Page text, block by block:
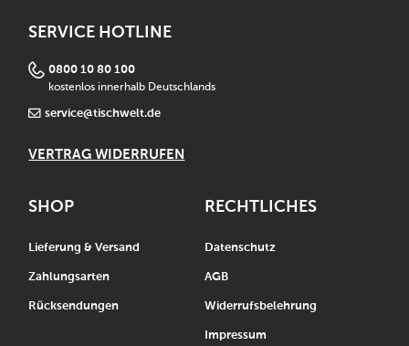
SERVICE HOTLINE
0800 10 80 100
kostenlos innerhalb Deutschlands
service@tischwelt.de
VERTRAG WIDERRUFEN
SHOP
Lieferung & Versand
Zahlungsarten
Rücksendungen
RECHTLICHES
Datenschutz
AGB
Widerrufsbelehrung
Impressum